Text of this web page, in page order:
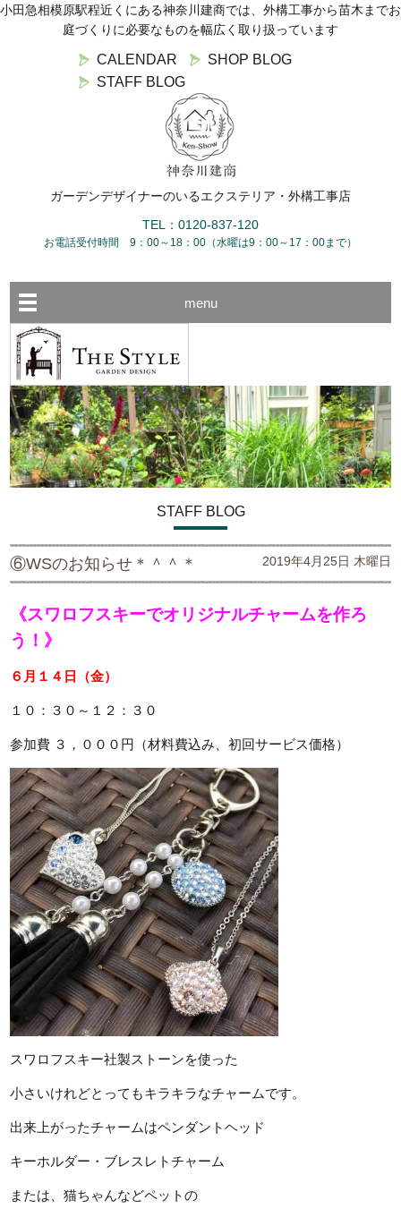
小田急相模原駅程近くにある神奈川建商では、外構工事から苗木までお
庭づくりに必要なものを幅広く取り扱っています
CALENDAR
SHOP BLOG
STAFF BLOG
ガーデンデザイナーのいるエクステリア・外構工事店
TEL：0120-837-120
お電話受付時間 9：00～18：00（水曜は9：00～17：00まで）
menu
STAFF BLOG
⑥WSのお知らせ＊＾＾＊ 2019年4月25日 木曜日
《スワロフスキーでオリジナルチャームを作ろ
う！》
６月１４日（金）
１０：３０～１２：３０
参加費 ３，０００円（材料費込み、初回サービス価格）
スワロフスキー社製ストーンを使った
小さいけれどとってもキラキラなチャームです。
出来上がったチャームはペンダントヘッド
キーホルダー・ブレスレトチャーム
または、猫ちゃんなどペットの